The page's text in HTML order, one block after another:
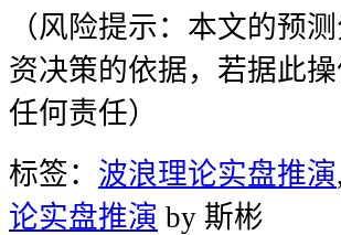
（风险提示：本文的预
资决策的依据，若据此
任何责任）
标签： 波浪理论实盘推演,
论实盘推演 by 斯彬